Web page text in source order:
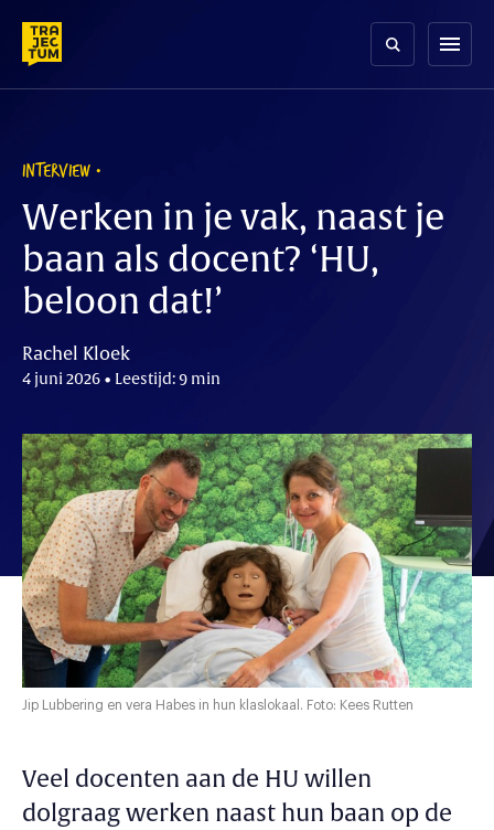
content
menu
INTERVIEW
Werken in je vak, naast je
baan als docent? ‘HU,
beloon dat!’
Rachel Kloek
4 juni 2026 • Leestijd: 9 min
Jip Lubbering en vera Habes in hun klaslokaal. Foto: Kees Rutten
Veel docenten aan de HU willen
dolgraag werken naast hun baan op de